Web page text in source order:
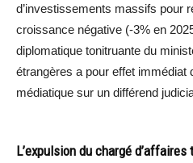
d’investissements massifs pour
croissance négative (-3% en
diplomatique tonitruante du
étrangères a pour effet immédiat
médiatique sur un différend
L’expulsion du chargé